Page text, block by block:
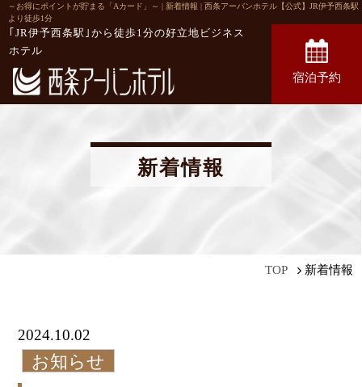
～お得にポイントが貯まる「Aカード」～ | 新着情報 | 西条アーバンホテル【公式】JR伊予西条駅
より徒歩1分
｢JR伊予西条駅｣から徒歩1分の好立地ビジネス
ホテル
宿泊予約
新着情報
TOP 新着情報
2024.10.02
お知らせ